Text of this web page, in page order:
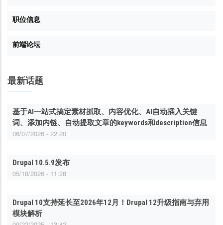
职位信息
前端论坛
最新话题
基于AI一站式搞定素材抓取、内容优化、AI自动插入关键
词、添加内链、自动提取文章的keywords和description信息
06/07/2026 - 22:20
Drupal 10.5.9发布
05/18/2026 - 11:28
Drupal 10支持延长至2026年12月！Drupal 12升级指南与弃用
模块解析